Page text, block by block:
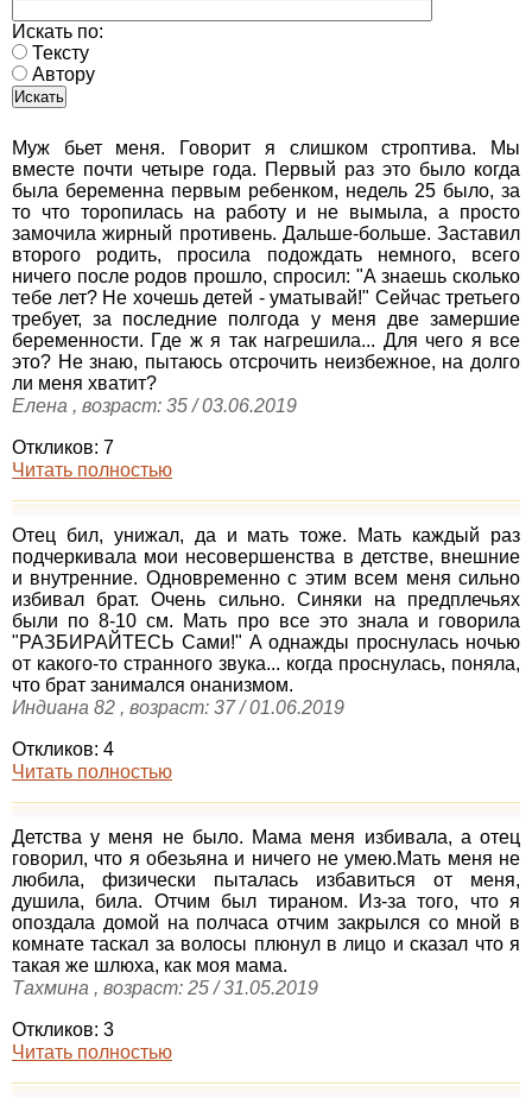
Искать по:
Тексту
Автору
Муж бьет меня. Говорит я слишком строптива. Мы
вместе почти четыре года. Первый раз это было когда
была беременна первым ребенком, недель 25 было, за
то что торопилась на работу и не вымыла, а просто
замочила жирный противень. Дальше-больше. Заставил
второго родить, просила подождать немного, всего
ничего после родов прошло, спросил: "А знаешь сколько
тебе лет? Не хочешь детей - уматывай!" Сейчас третьего
требует, за последние полгода у меня две замершие
беременности. Где ж я так нагрешила... Для чего я все
это? Не знаю, пытаюсь отсрочить неизбежное, на долго
ли меня хватит?
Елена , возраст: 35 / 03.06.2019
Откликов: 7
Читать полностью
Отец бил, унижал, да и мать тоже. Мать каждый раз
подчеркивала мои несовершенства в детстве, внешние
и внутренние. Одновременно с этим всем меня сильно
избивал брат. Очень сильно. Синяки на предплечьях
были по 8-10 см. Мать про все это знала и говорила
"РАЗБИРАЙТЕСЬ Сами!" А однажды проснулась ночью
от какого-то странного звука... когда проснулась, поняла,
что брат занимался онанизмом.
Индиана 82 , возраст: 37 / 01.06.2019
Откликов: 4
Читать полностью
Детства у меня не было. Мама меня избивала, а отец
говорил, что я обезьяна и ничего не умею.Мать меня не
любила, физически пыталась избавиться от меня,
душила, била. Отчим был тираном. Из-за того, что я
опоздала домой на полчаса отчим закрылся со мной в
комнате таскал за волосы плюнул в лицо и сказал что я
такая же шлюха, как моя мама.
Тахмина , возраст: 25 / 31.05.2019
Откликов: 3
Читать полностью